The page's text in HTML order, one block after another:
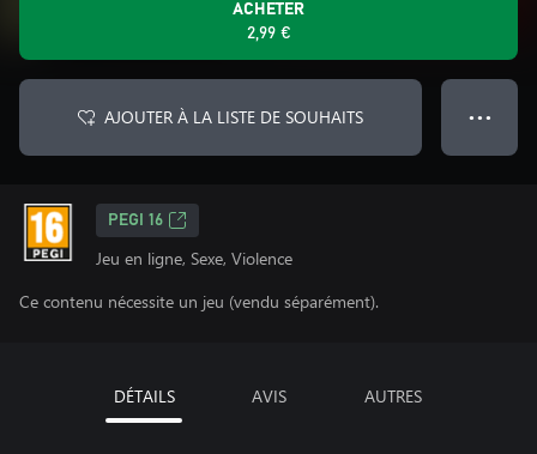
ACHETER
2,99 €
AJOUTER À LA LISTE DE SOUHAITS ● ● ●
PEGI 16
Jeu en ligne, Sexe, Violence
Ce contenu nécessite un jeu (vendu séparément).
DÉTAILS AVIS AUTRES